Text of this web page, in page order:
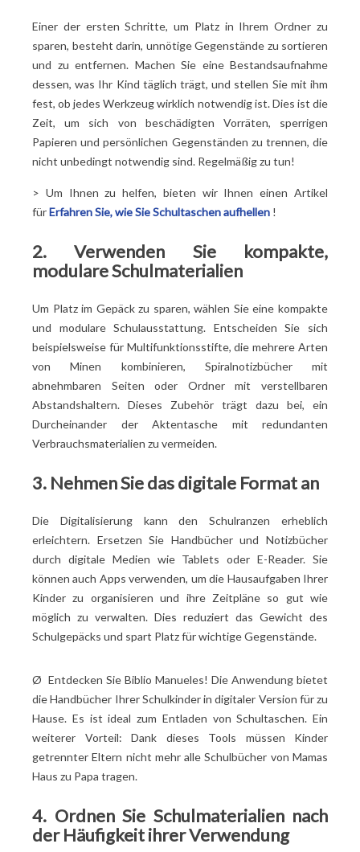
Einer der ersten Schritte, um Platz in Ihrem Ordner zu
sparen, besteht darin, unnötige Gegenstände zu sortieren
und zu entfernen. Machen Sie eine Bestandsaufnahme
dessen, was Ihr Kind täglich trägt, und stellen Sie mit ihm
fest, ob jedes Werkzeug wirklich notwendig ist. Dies ist die
Zeit, um sich von beschädigten Vorräten, sperrigen
Papieren und persönlichen Gegenständen zu trennen, die
nicht unbedingt notwendig sind. Regelmäßig zu tun!
> Um Ihnen zu helfen, bieten wir Ihnen einen Artikel
fürErfahren Sie, wie Sie Schultaschen aufhellen !
2. Verwenden Sie kompakte,
modulare Schulmaterialien
Um Platz im Gepäck zu sparen, wählen Sie eine kompakte
und modulare Schulausstattung. Entscheiden Sie sich
beispielsweise für Multifunktionsstifte, die mehrere Arten
von Minen kombinieren, Spiralnotizbücher mit
abnehmbaren Seiten oder Ordner mit verstellbaren
Abstandshaltern. Dieses Zubehör trägt dazu bei, ein
Durcheinander der Aktentasche mit redundanten
Verbrauchsmaterialien zu vermeiden.
3. Nehmen Sie das digitale Format an
Die Digitalisierung kann den Schulranzen erheblich
erleichtern. Ersetzen Sie Handbücher und Notizbücher
durch digitale Medien wie Tablets oder E-Reader. Sie
können auch Apps verwenden, um die Hausaufgaben Ihrer
Kinder zu organisieren und ihre Zeitpläne so gut wie
möglich zu verwalten. Dies reduziert das Gewicht des
Schulgepäcks und spart Platz für wichtige Gegenstände.
Ø Entdecken Sie Biblio Manueles! Die Anwendung bietet
die Handbücher Ihrer Schulkinder in digitaler Version für zu
Hause. Es ist ideal zum Entladen von Schultaschen. Ein
weiterer Vorteil: Dank dieses Tools müssen Kinder
getrennter Eltern nicht mehr alle Schulbücher von Mamas
Haus zu Papa tragen.
4. Ordnen Sie Schulmaterialien nach
der Häufigkeit ihrer Verwendung